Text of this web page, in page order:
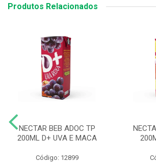
Produtos Relacionados
NECTAR BEB ADOC TP
200ML D+ UVA E MACA
Código: 12899